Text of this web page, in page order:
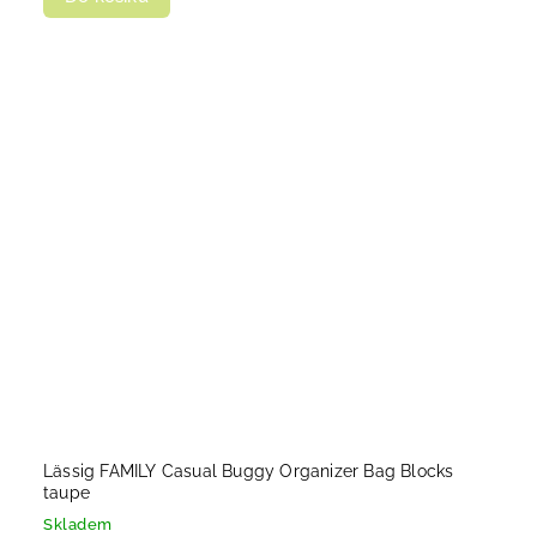
Lässig FAMILY Casual Buggy Organizer Bag Blocks
taupe
Skladem